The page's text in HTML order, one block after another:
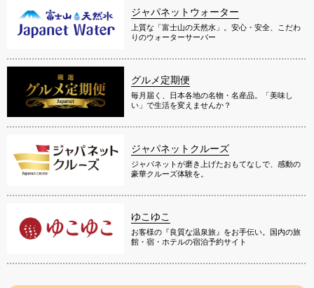
ジャパネットウォーター
上質な「富士山の天然水」。安心・安全、こだわ
りのウォーターサーバー
グルメ定期便
毎月届く、日本各地の名物・名産品。「美味し
い」で生活を変えませんか？
ジャパネットクルーズ
ジャパネットが磨き上げたおもてなしで、感動の
豪華クルーズ体験を。
ゆこゆこ
お客様の『良質な温泉旅』をお手伝い。国内の旅
館・宿・ホテルの宿泊予約サイト